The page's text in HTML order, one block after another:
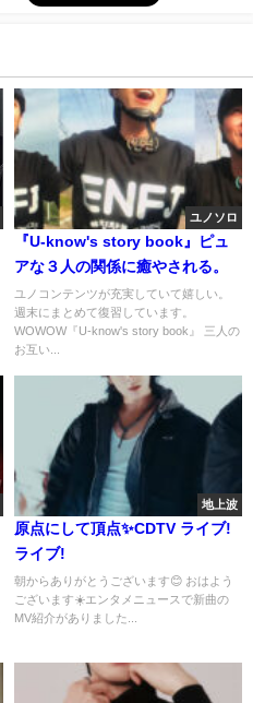
ユノソロ
『U-know's story book』ピュ
アな３人の関係に癒やされる。
ユノコンテンツが充実していて嬉しい。
週末にまとめて復習しています。
WOWOW『U-know's story book』 三人の
お互い...
地上波
原点にして頂点✨️CDTV ライブ!
ライブ!
朝からありがとうございます😊 おはよう
ございます☀️エンタメニュースで新曲の
MV紹介がありました...